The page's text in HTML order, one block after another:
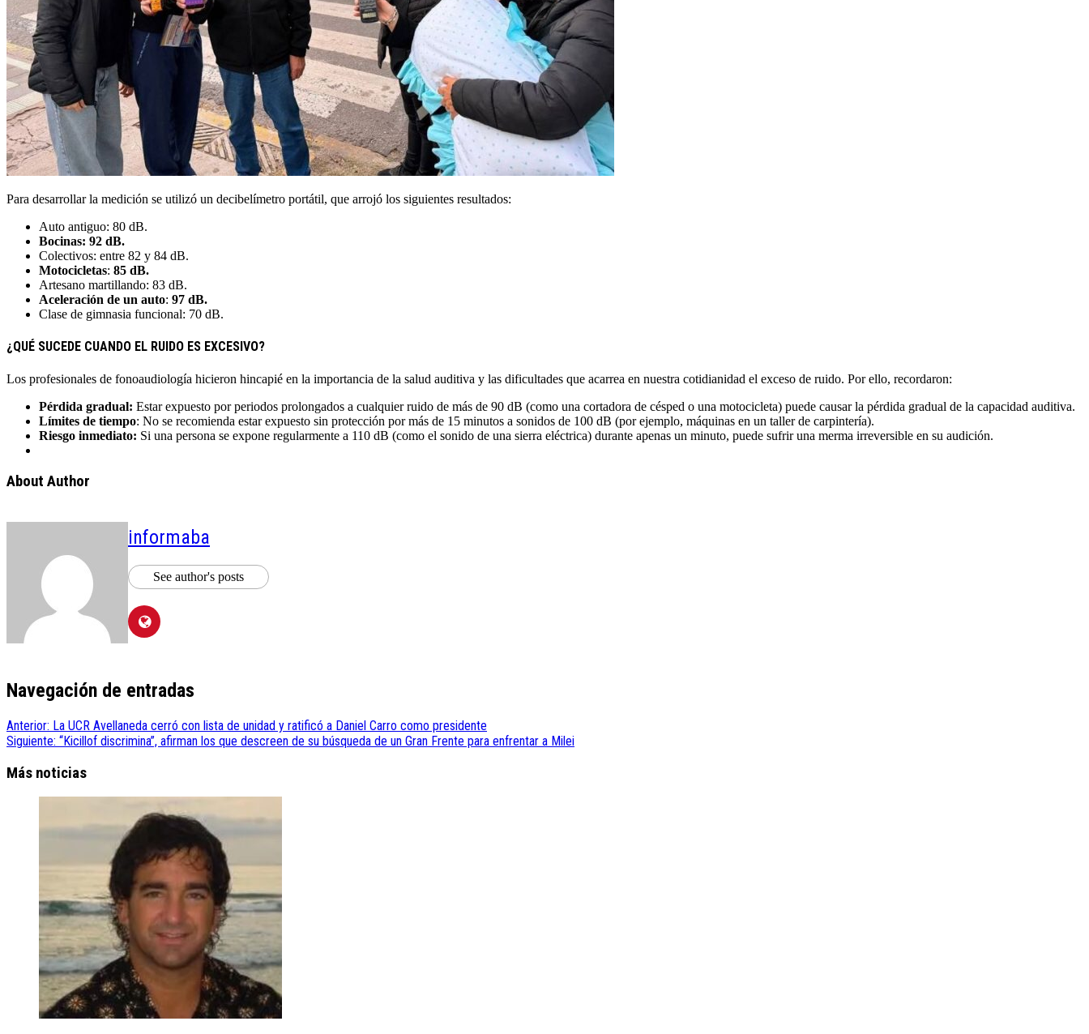
Para desarrollar la medición se utilizó un decibelímetro portátil, que arrojó los siguientes resultados:
Auto antiguo: 80 dB.
Bocinas: 92 dB.
Colectivos: entre 82 y 84 dB.
Motocicletas: 85 dB.
Artesano martillando: 83 dB.
Aceleración de un auto: 97 dB.
Clase de gimnasia funcional: 70 dB.
¿QUÉ SUCEDE CUANDO EL RUIDO ES EXCESIVO?
Los profesionales de fonoaudiología hicieron hincapié en la importancia de la salud auditiva y las dificultades que acarrea en nuestra cotidianidad el exceso de ruido. Por ello, recordaron:
Pérdida gradual: Estar expuesto por periodos prolongados a cualquier ruido de más de 90 dB (como una cortadora de césped o una motocicleta) puede causar la pérdida gradual de la capacidad auditiva.
Límites de tiempo: No se recomienda estar expuesto sin protección por más de 15 minutos a sonidos de 100 dB (por ejemplo, máquinas en un taller de carpintería).
Riesgo inmediato: Si una persona se expone regularmente a 110 dB (como el sonido de una sierra eléctrica) durante apenas un minuto, puede sufrir una merma irreversible en su audición.
About Author
informaba
See author's posts
Navegación de entradas
Anterior: La UCR Avellaneda cerró con lista de unidad y ratificó a Daniel Carro como presidente
Siguiente: “Kicillof discrimina”, afirman los que descreen de su búsqueda de un Gran Frente para enfrentar a Milei
Más noticias